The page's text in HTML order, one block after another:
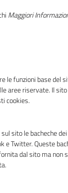
Camere di
Maggiori
le funzioni base del
aree riservate. Il
cookies.
sito le bacheche
e Twitter. Queste
dal sito ma non